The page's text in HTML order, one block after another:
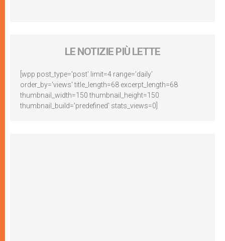
LE NOTIZIE PIÙ LETTE
[wpp post_type='post' limit=4 range='daily'
order_by='views' title_length=68 excerpt_length=68
thumbnail_width=150 thumbnail_height=150
thumbnail_build='predefined' stats_views=0]